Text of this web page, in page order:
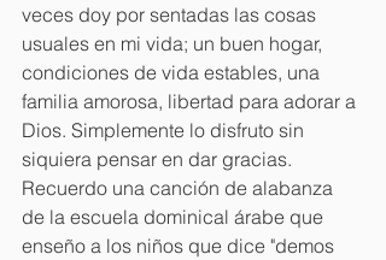
veces doy por sentadas las cosas
usuales en mi vida; un buen hogar,
condiciones de vida estables, una
familia amorosa, libertad para adorar a
Dios. Simplemente lo disfruto sin
siquiera pensar en dar gracias.
Recuerdo una canción de alabanza
de la escuela dominical árabe que
enseño a los niños que dice "demos